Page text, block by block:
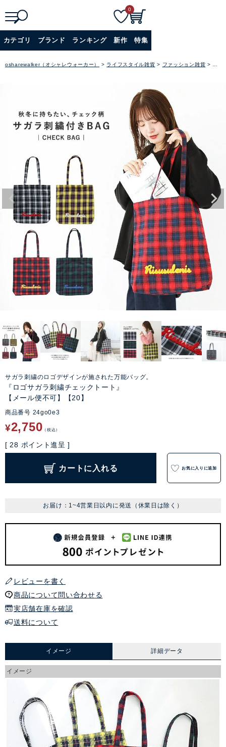
詳細検索
0
カテゴリ ブランド ランキング 新作 特集
osharewalker（オシャレウォーカー） ライフスタイル雑貨 ファッション雑貨
サガラ刺繍のロゴデザインが施された万能バッグ。
『ロゴサガラ刺繍チェックトート』
【メール便不可】【20】
商品番号 24go0e3
¥2,750 税込
[ 28 ポイント進呈 ]
カートに入れる お気に入りに追加
お届け：1~4営業日以内に発送（休業日は除く）
レビューを書く
商品について問い合わせる
実店舗在庫を確認
送料について
イメージ 詳細データ
イメージ